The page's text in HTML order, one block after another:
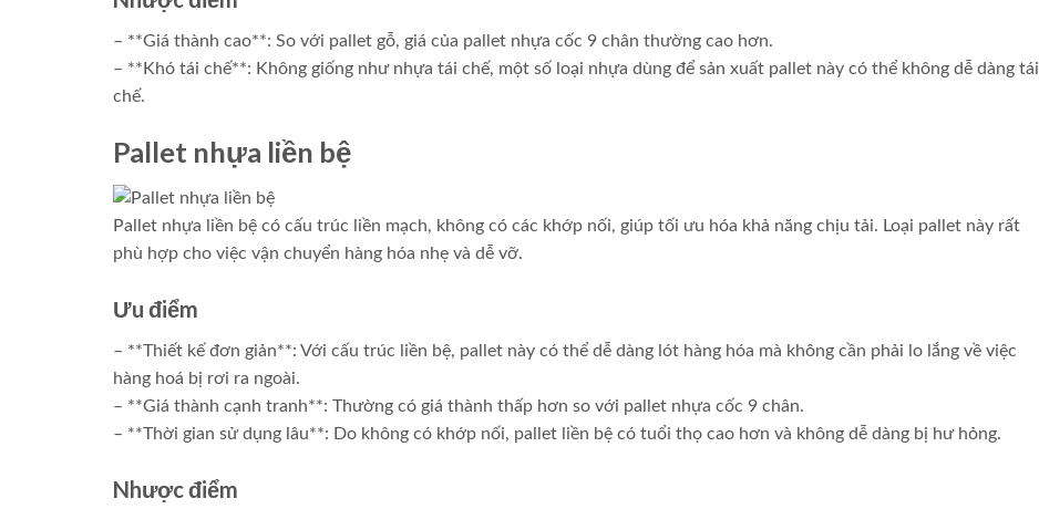
– **Giá thành cao**: So với pallet gỗ, giá của pallet nhựa cốc 9 chân thường cao hơn.
– **Khó tái chế**: Không giống như nhựa tái chế, một số loại nhựa dùng để sản xuất pallet này có thể không dễ dàng tái
chế.
Pallet nhựa liền bệ
Pallet nhựa liền bệ có cấu trúc liền mạch, không có các khớp nối, giúp tối ưu hóa khả năng chịu tải. Loại pallet này rất
phù hợp cho việc vận chuyển hàng hóa nhẹ và dễ vỡ.
Ưu điểm
– **Thiết kế đơn giản**: Với cấu trúc liền bệ, pallet này có thể dễ dàng lót hàng hóa mà không cần phải lo lắng về việc
hàng hoá bị rơi ra ngoài.
– **Giá thành cạnh tranh**: Thường có giá thành thấp hơn so với pallet nhựa cốc 9 chân.
– **Thời gian sử dụng lâu**: Do không có khớp nối, pallet liền bệ có tuổi thọ cao hơn và không dễ dàng bị hư hỏng.
Nhược điểm